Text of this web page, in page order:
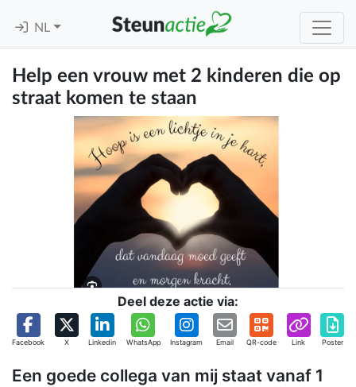
NL
Help een vrouw met 2 kinderen die op
straat komen te staan
Deel deze actie via:
Facebook X Linkedin WhatsApp Instagram Email QR-code Link Poster
Een goede collega van mij staat vanaf 1